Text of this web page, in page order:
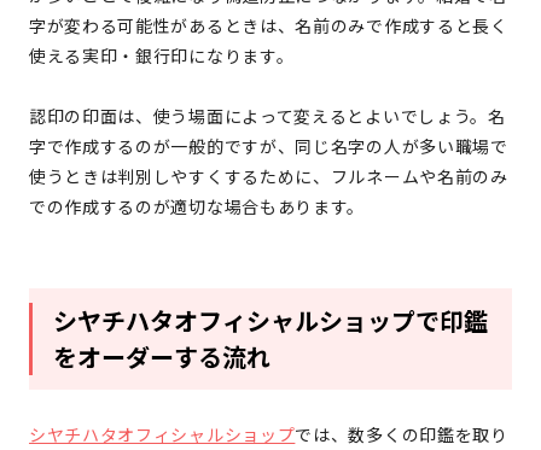
字が変わる可能性があるときは、名前のみで作成すると長く
使える実印・銀行印になります。
認印の印面は、使う場面によって変えるとよいでしょう。名
字で作成するのが一般的ですが、同じ名字の人が多い職場で
使うときは判別しやすくするために、フルネームや名前のみ
での作成するのが適切な場合もあります。
シヤチハタオフィシャルショップで印鑑
をオーダーする流れ
シヤチハタオフィシャルショップでは、数多くの印鑑を取り